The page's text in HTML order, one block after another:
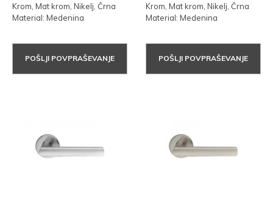
Krom, Mat krom, Nikelj, Črna
Material: Medenina
POŠLJI POVPRAŠEVANJE
Krom, Mat krom, Nikelj, Črna
Material: Medenina
POŠLJI POVPRAŠEVANJE